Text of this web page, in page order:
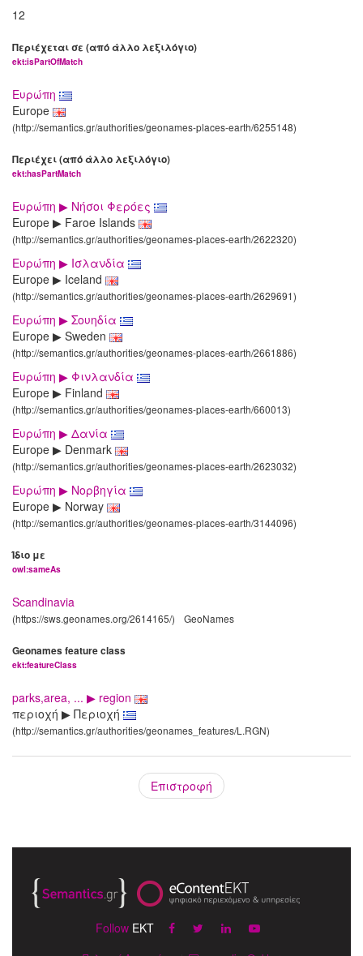
12
Περιέχεται σε (από άλλο λεξιλόγιο)
ekt:isPartOfMatch
Ευρώπη
Europe
(http://semantics.gr/authorities/geonames-places-earth/6255148)
Περιέχει (από άλλο λεξιλόγιο)
ekt:hasPartMatch
Ευρώπη ▶ Νήσοι Φερόες
Europe ▶ Faroe Islands
(http://semantics.gr/authorities/geonames-places-earth/2622320)
Ευρώπη ▶ Ισλανδία
Europe ▶ Iceland
(http://semantics.gr/authorities/geonames-places-earth/2629691)
Ευρώπη ▶ Σουηδία
Europe ▶ Sweden
(http://semantics.gr/authorities/geonames-places-earth/2661886)
Ευρώπη ▶ Φινλανδία
Europe ▶ Finland
(http://semantics.gr/authorities/geonames-places-earth/660013)
Ευρώπη ▶ Δανία
Europe ▶ Denmark
(http://semantics.gr/authorities/geonames-places-earth/2623032)
Ευρώπη ▶ Νορβηγία
Europe ▶ Norway
(http://semantics.gr/authorities/geonames-places-earth/3144096)
Ίδιο με
owl:sameAs
Scandinavia
(https://sws.geonames.org/2614165/) GeoNames
Geonames feature class
ekt:featureClass
parks,area, ... ▶ region
περιοχή ▶ Περιοχή
(http://semantics.gr/authorities/geonames_features/L.RGN)
Επιστροφή
Follow EKT